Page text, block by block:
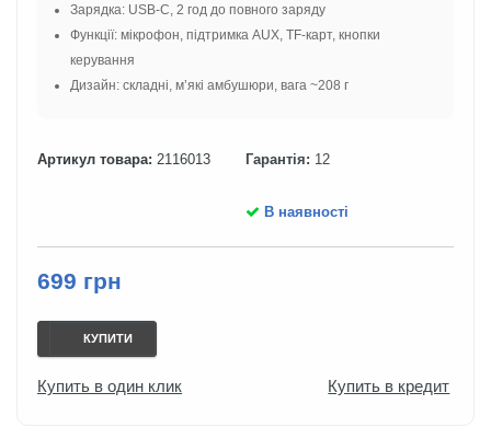
Зарядка: USB-C, 2 год до повного заряду
Функції: мікрофон, підтримка AUX, TF-карт, кнопки
керування
Дизайн: складні, м’які амбушюри, вага ~208 г
Артикул товара: 2116013 Гарантія: 12
В наявності
699 грн
КУПИТИ
Купить в один клик Купить в кредит